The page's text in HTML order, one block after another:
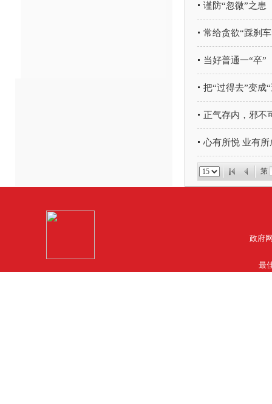
谨防“忽微”之患
常给贪欲“踩刹
当好普通一“卒”
把“过得去”变成
正气存内，邪不
心有所悦 业有所
第
政府
最